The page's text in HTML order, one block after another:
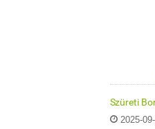
Szüreti
2025-